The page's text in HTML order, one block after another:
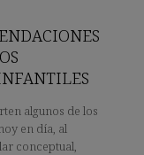
algunos de los
en día, al
conceptual,